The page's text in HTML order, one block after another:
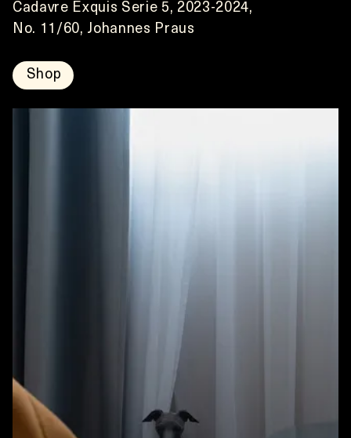
Cadavre Exquis Serie 5, 2023-2024,
No. 11/60, Johannes Praus
Shop